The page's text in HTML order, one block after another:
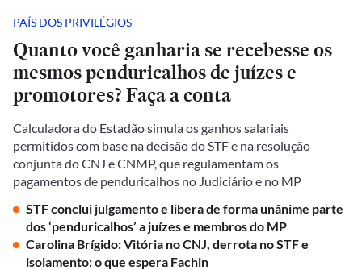
PAÍS DOS PRIVILÉGIOS
Quanto você ganharia se recebesse os
mesmos penduricalhos de juízes e
promotores? Faça a conta
Calculadora do Estadão simula os ganhos salariais
permitidos com base na decisão do STF e na resolução
conjunta do CNJ e CNMP, que regulamentam os
pagamentos de penduricalhos no Judiciário e no MP
STF conclui julgamento e libera de forma unânime parte
dos ‘penduricalhos’ a juízes e membros do MP
Carolina Brígido: Vitória no CNJ, derrota no STF e
isolamento: o que espera Fachin